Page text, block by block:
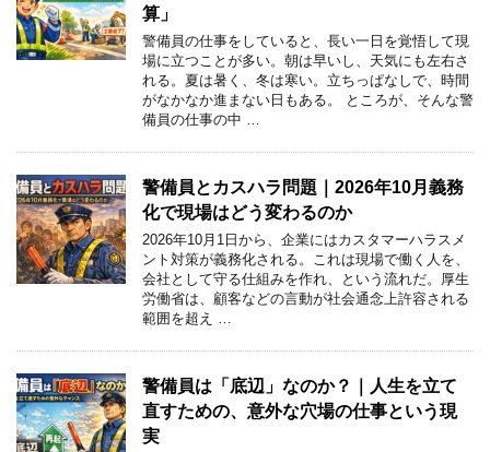
算」
警備員の仕事をしていると、長い一日を覚悟して現
場に立つことが多い。朝は早いし、天気にも左右さ
れる。夏は暑く、冬は寒い。立ちっぱなしで、時間
がなかなか進まない日もある。 ところが、そんな警
備員の仕事の中 …
警備員とカスハラ問題｜2026年10月義務
化で現場はどう変わるのか
2026年10月1日から、企業にはカスタマーハラスメ
ント対策が義務化される。これは現場で働く人を、
会社として守る仕組みを作れ、という流れだ。厚生
労働省は、顧客などの言動が社会通念上許容される
範囲を超え …
警備員は「底辺」なのか？｜人生を立て
直すための、意外な穴場の仕事という現
実